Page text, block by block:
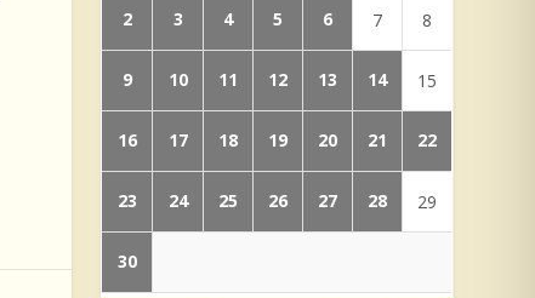
2 3 4 5 6 7 8
9 10 11 12 13 14 15
16 17 18 19 20 21 22
23 24 25 26 27 28 29
30